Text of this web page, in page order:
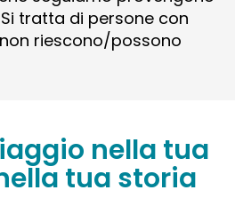
tratta di persone con
riescono/possono
nella tua
tua storia